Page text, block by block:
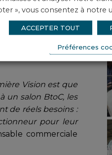
sur ce salon, nous
et donc, sur le
de confection
Vision est que
un salon BtoC, les
de réels besoins :
pour leur
commerciale
», vous consentez à notre
ACCEPTER TOUT
Préférences